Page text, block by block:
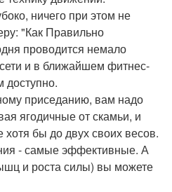
ничего при этом не
"Как Правильно
проводится немало
и в ближайшем фитнес-
доступно.
приседанию, вам надо
ягодичные от скамьи, и
хотя бы до двух своих весов.
- самые эффективные. А
и роста силы) вы можете